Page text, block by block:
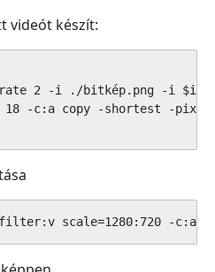
videót készít:
2 -i ./bitkép.png -i $i -
-c:a copy -shortest -
scale=1280:720 -c:a